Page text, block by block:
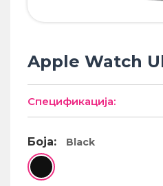
Apple Watch
Спецификација:
Боја: Black
• Xiaomi
• Останато
PLAYSTATION
ПАМЕТНИ УРЕДИ ЗА